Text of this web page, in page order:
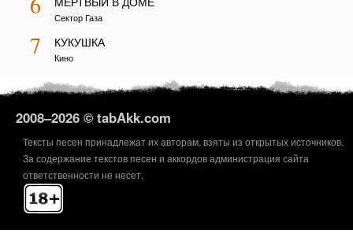
Сектор Газа
7 КУКУШКА
Кино
2008–2026 © tabAkk.com
Тексты песен принадлежат их авторам, взяты из открытых источников.
За содержание текстов песен и аккордов администрация сайта
ответственности не несет.